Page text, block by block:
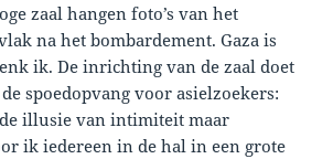
zaal hangen foto’s van het
na het bombardement. Gaza is
ik. De inrichting van de zaal doet
spoedopvang voor asielzoekers:
illusie van intimiteit maar
ik iedereen in de hal in een grote